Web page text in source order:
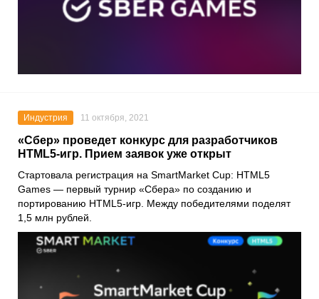
Индустрия 11 октября, 2021
«Сбер» проведет конкурс для разработчиков
HTML5-игр. Прием заявок уже открыт
Стартовала регистрация на SmartMarket Cup: HTML5
Games — первый турнир «Сбера» по созданию и
портированию HTML5-игр. Между победителями поделят
1,5 млн рублей.